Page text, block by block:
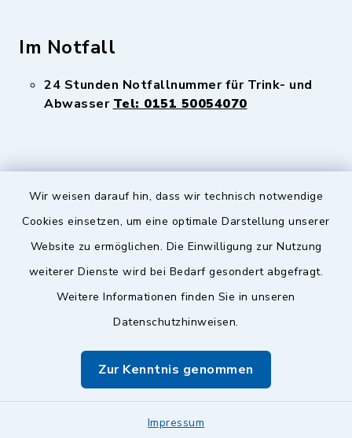
Wir weisen darauf hin, dass wir technisch notwendige
Cookies einsetzen, um eine optimale Darstellung unserer
Website zu ermöglichen. Die Einwilligung zur Nutzung
weiterer Dienste wird bei Bedarf gesondert abgefragt.
Weitere Informationen finden Sie in unseren
Datenschutzhinweisen.
Zur Kenntnis genommen
Impressum
Im Notfall
24 Stunden Notfallnummer für Trink- und
Abwasser Tel: 0151 50054070
Sicherer Kontakt
Datenschutz
Sitemap
Leitweg-ID & Rechnungsadressen